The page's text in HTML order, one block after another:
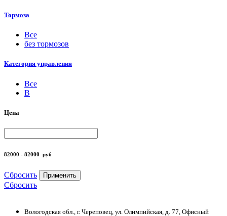
Тормоза
Все
без тормозов
Категория управления
Все
B
Цена
82000 - 82000 руб
Сбросить Применить
Сбросить
Вологодская обл., г. Череповец, ул. Олимпийская, д. 77, Офисный